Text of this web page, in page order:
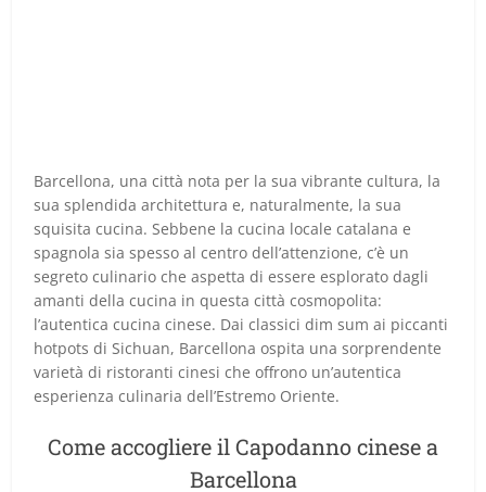
Barcellona, una città nota per la sua vibrante cultura, la
sua splendida architettura e, naturalmente, la sua
squisita cucina. Sebbene la cucina locale catalana e
spagnola sia spesso al centro dell’attenzione, c’è un
segreto culinario che aspetta di essere esplorato dagli
amanti della cucina in questa città cosmopolita:
l’autentica cucina cinese. Dai classici dim sum ai piccanti
hotpots di Sichuan, Barcellona ospita una sorprendente
varietà di ristoranti cinesi che offrono un’autentica
esperienza culinaria dell’Estremo Oriente.
Come accogliere il Capodanno cinese a
Barcellona